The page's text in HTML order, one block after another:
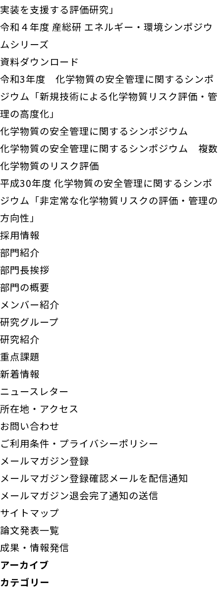
実装を支援する評価研究」
令和４年度 産総研 エネルギー・環境シンポジウ
ムシリーズ
資料ダウンロード
令和3年度 化学物質の安全管理に関するシンポ
ジウム「新規技術による化学物質リスク評価・管
理の高度化」
化学物質の安全管理に関するシンポジウム
化学物質の安全管理に関するシンポジウム 複数
化学物質のリスク評価
平成30年度 化学物質の安全管理に関するシンポ
ジウム「非定常な化学物質リスクの評価・管理の
方向性」
採用情報
部門紹介
部門長挨拶
部門の概要
メンバー紹介
研究グループ
研究紹介
重点課題
新着情報
ニュースレター
所在地・アクセス
お問い合わせ
ご利用条件・プライバシーポリシー
メールマガジン登録
メールマガジン登録確認メールを配信通知
メールマガジン退会完了通知の送信
サイトマップ
論文発表一覧
成果・情報発信
アーカイブ
カテゴリー